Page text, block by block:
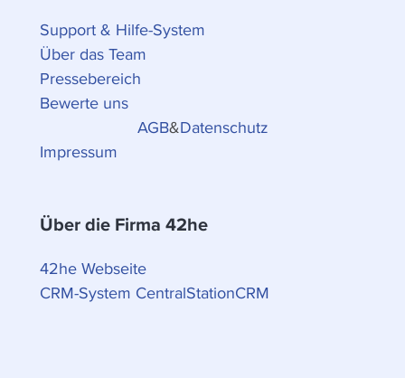
Support & Hilfe-System
Über das Team
Pressebereich
Bewerte uns
AGB&Datenschutz
Impressum
Über die Firma 42he
42he Webseite
CRM-System CentralStationCRM